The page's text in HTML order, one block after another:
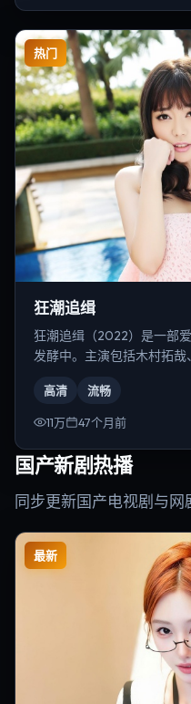
热门
狂潮追缉
狂潮追缉（2022）是一部
发酵中。主演包括木村拓
高清 流畅
11万 47个月前
国产新剧热播
同步更新国产电视剧与网
最新